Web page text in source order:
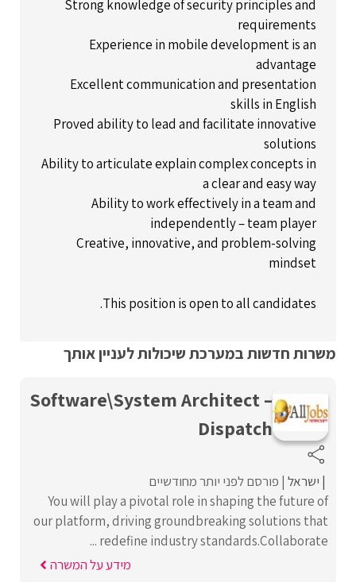
Strong knowledge of security principles and
requirements
Experience in mobile development is an
advantage
Excellent communication and presentation
skills in English
Proved ability to lead and facilitate innovative
solutions
Ability to articulate explain complex concepts in
a clear and easy way
Ability to work effectively in a team and
independently – team player
Creative, innovative, and problem-solving
mindset
This position is open to all candidates.
משרות חדשות במערכת שיכולות לעניין אותך
Software\System Architect –
Dispatch
ישראל פורסם לפני יותר מחודשיים
You will play a pivotal role in shaping the future of
our platform, driving groundbreaking solutions that
redefine industry standards.Collaborate ...
מידע על המשרה